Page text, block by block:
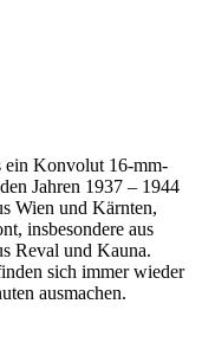
ein Konvolut 16-mm-
Jahren 1937 – 1944
Wien und Kärnten,
insbesondere aus
Reval und Kauna.
sich immer wieder
ausmachen.